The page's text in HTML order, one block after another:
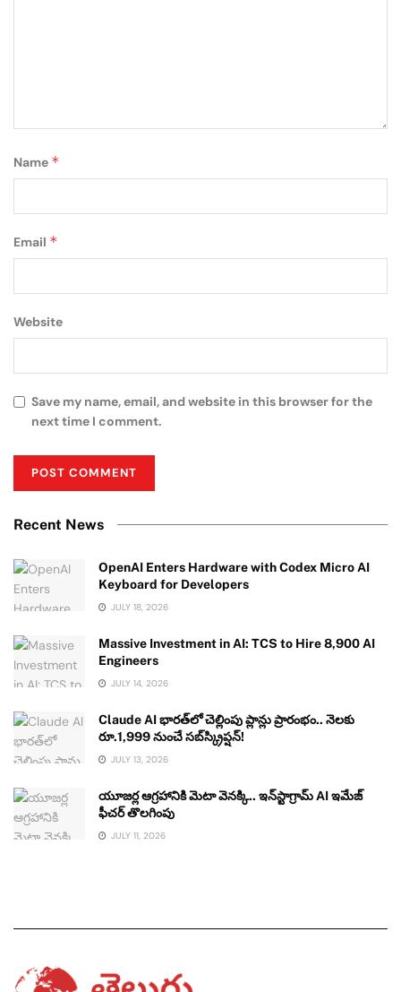
Name *
Email *
Website
Save my name, email, and website in this browser for the
next time I comment.
Recent News
OpenAI Enters Hardware with Codex Micro AI
Keyboard for Developers
JULY 18, 2026
Massive Investment in AI: TCS to Hire 8,900 AI
Engineers
JULY 14, 2026
Claude AI భారత్‌లో చెల్లింపు ప్లాన్లు ప్రారంభం.. నెలకు
రూ.1,999 నుంచే సబ్‌స్క్రిప్షన్!
JULY 13, 2026
యూజర్ల ఆగ్రహానికి మెటా వెనక్కి.. ఇన్‌స్టాగ్రామ్ AI ఇమేజ్
ఫీచర్ తొలగింపు
JULY 11, 2026